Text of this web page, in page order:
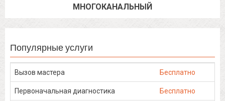
МНОГОКАНАЛЬНЫЙ
Популярные услуги
Вызов мастера Бесплатно
Первоначальная диагностика Бесплатно